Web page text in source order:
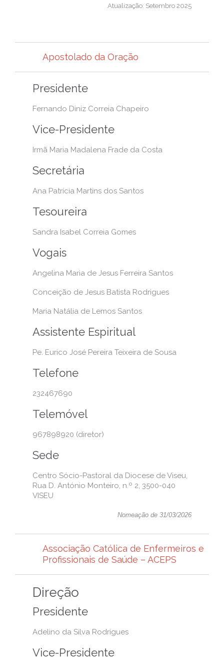
Atualização: Setembro 2025
Apostolado da Oração
Presidente
Fernando Diniz Correia Chapeiro
Vice-Presidente
Irmã Maria Madalena Frade da Costa
Secretária
Ana Patrícia Martins dos Santos
Tesoureira
Sandra Isabel Correia Gomes
Vogais
Angelina Maria de Jesus Ferreira Santos
Conceição de Jesus Batista Rodrigues
Maria Natália de Lemos Santos
Assistente Espiritual
Pe. Eurico José Pereira Teixeira de Sousa
Telefone
232467690
Telemóvel
967898920 (diretor)
Sede
Centro Sócio-Pastoral da Diocese de Viseu,
Rua D. António Monteiro, n.º 2, 3500-040
VISEU
Nomeação de 31/03/2026
Associação Católica de Enfermeiros e
Profissionais de Saúde – ACEPS
Direção
Presidente
Adelino da Silva Rodrigues
Vice-Presidente